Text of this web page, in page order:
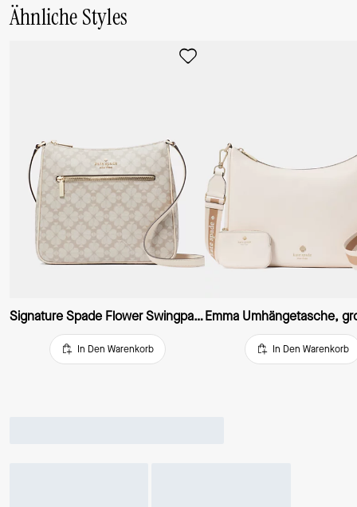
Ähnliche Styles
Signature Spade Flower Swingpack-umhängetasche, Groß
In Den Warenkorb
Emma Umhängetasche,
In Den Warenkorb